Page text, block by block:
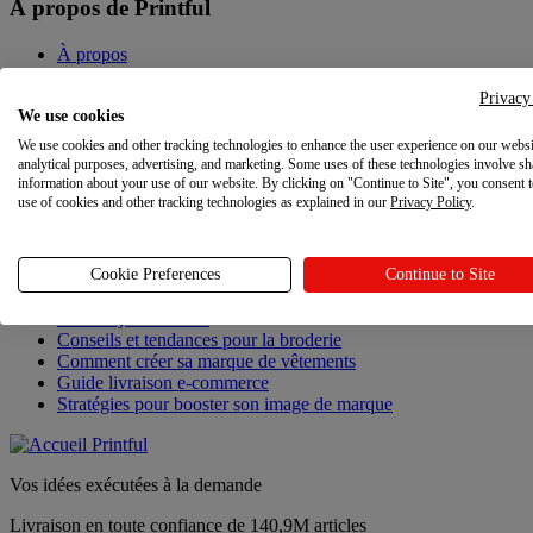
À propos de Printful
À propos
Programme d'affiliation
Programme de parrainage
Offres d'emploi
Vos choix de confidentialité
Dernières actualités
Conseils et tendances pour la broderie
Comment créer sa marque de vêtements
Guide livraison e-commerce
Stratégies pour booster son image de marque
Vos idées exécutées à la demande
Livraison en toute confiance de 140,9M articles
We use cookies
We use cookies and other tracking technologies to enhance the user experience on our
analytical purposes, advertising, and marketing. Some uses of these technologies involve
information about your use of our website. By clicking on "Continue to Site", you consent
use of cookies and other tracking technologies as explained in our Privacy Policy.
Cookie Preferences Continue to Site